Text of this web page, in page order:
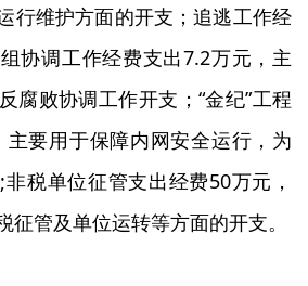
行维护方面的开支；追逃工作经
协调工作经费支出7.2万元，主
腐败协调工作开支；“金纪”工程
要用于保障内网安全运行，为
税单位征管支出经费50万元，
征管及单位运转等方面的开支。